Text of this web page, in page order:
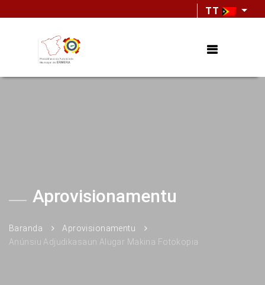
TT
Aprovisionamentu
Baranda
Aprovisionamentu
Anúnsiu Adjudikasaun Alugar Makina Fotokopia